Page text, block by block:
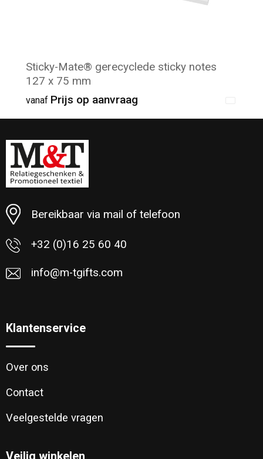
Sticky-Mate® gerecyclede sticky notes
127 x 75 mm
vanaf Prijs op aanvraag
Minimale afname: 1
Bereikbaar via mail of telefoon
+32 (0)16 25 60 40
info@m-tgifts.com
Klantenservice
Over ons
Contact
Veelgestelde vragen